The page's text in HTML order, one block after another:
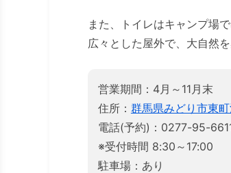
また、トイレはキャンプ場
広々とした屋外で、大自然
営業期間：4月～11月末
住所： 群馬県みどり市東
電話(予約)：0277-95-
※受付時間 8:30～17:00
駐車場：あり